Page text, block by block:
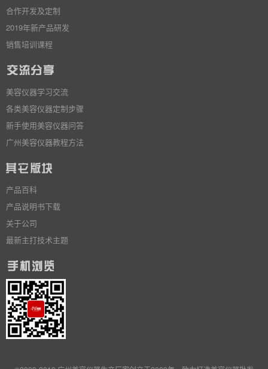
合作开发及定制
2019年新产品研发
销售培训课程
美容仪器学习交流
各类美容仪器定制步骤
新手使用美容仪器问答
广州美容仪器教程方法
产品百科
产品说明书下载
关于公司
最新主打技术主题